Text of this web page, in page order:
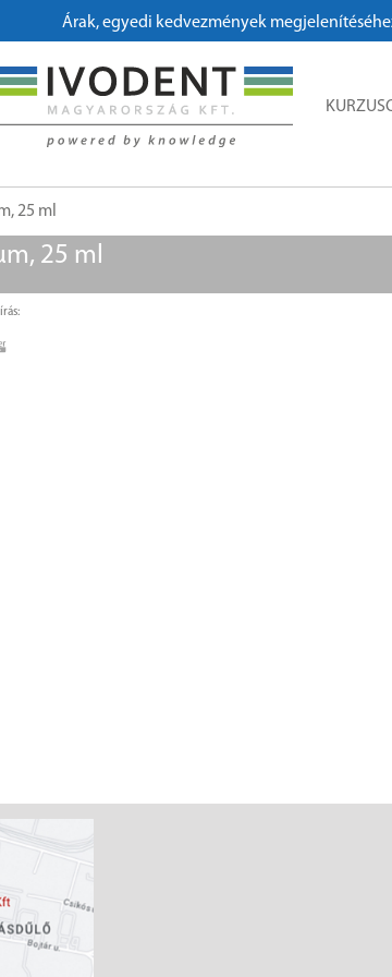
Árak, egyedi kedvezmények megjelenítéséhez,
25 ml
25 ml